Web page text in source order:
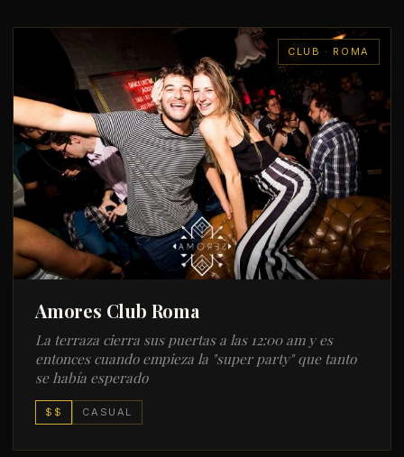
CLUB · ROMA
Amores Club Roma
La terraza cierra sus puertas a las 12:00 am y es
entonces cuando empieza la "super party" que tanto
se había esperado
$$ CASUAL